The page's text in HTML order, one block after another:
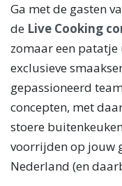
Ga met de gasten
de Live Cooking
zomaar een
exclusieve
gepassioneerd
concepten, met
stoere
voorrijden op jouw
Nederland (en